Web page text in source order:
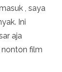
, saya
Ini
aja
film